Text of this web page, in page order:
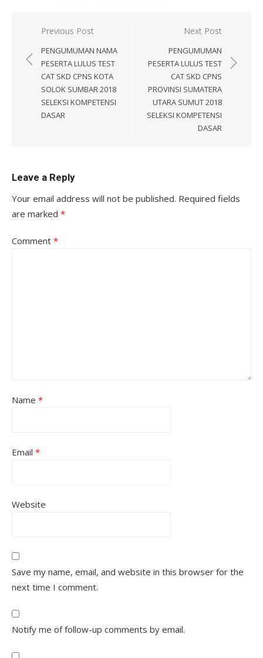
Post
navigation
Previous Post
PENGUMUMAN NAMA
PESERTA LULUS TEST
CAT SKD CPNS KOTA
SOLOK SUMBAR 2018
SELEKSI KOMPETENSI
DASAR
Next Post
PENGUMUMAN
PESERTA LULUS TEST
CAT SKD CPNS
PROVINSI SUMATERA
UTARA SUMUT 2018
SELEKSI KOMPETENSI
DASAR
Leave a Reply
Your email address will not be published. Required fields
are marked *
Comment *
Name *
Email *
Website
Save my name, email, and website in this browser for the
next time I comment.
Notify me of follow-up comments by email.